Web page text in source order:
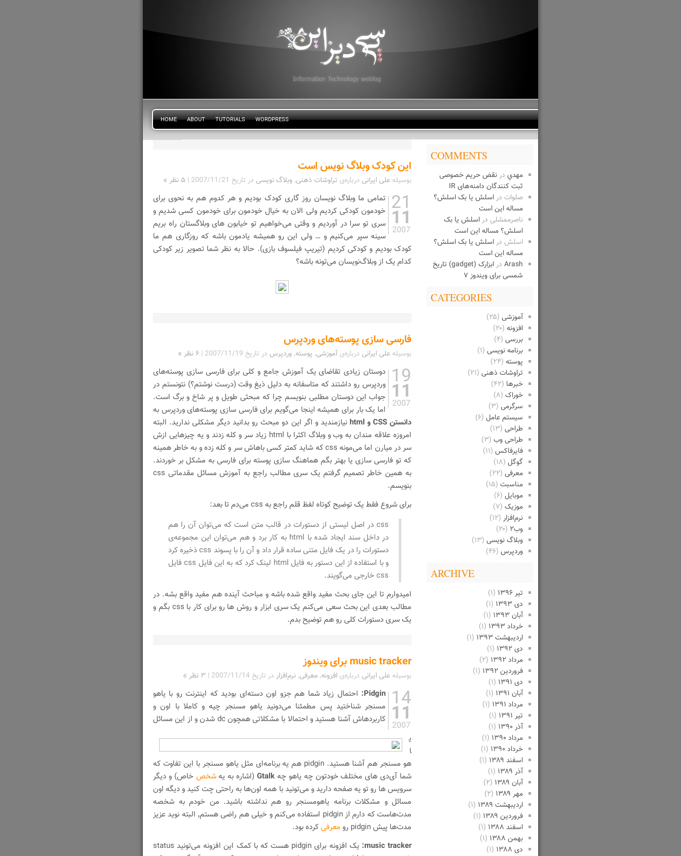
HOME ABOUT TUTORIALS WORDPRESS
COMMENTS
مهدي درنقض حریم خصوصی
ثبت کنندگان دامنه‌های IR
صلوات دراسلش یا بک اسلش؟
مساله این است
ناصرممشلی دراسلش یا بک
اسلش؟ مساله این است
اسلش دراسلش یا بک اسلش؟
مساله این است
Arash در
ابزارک (gadget) تاریخ
شمسی برای ویندوز ۷
CATEGORIES
آموزشی (۲۵)
افزونه (۲۰)
بررسی (۴)
برنامه نویسی (۱)
پوسته (۲۴)
تراوشات ذهنی (۲۱)
خبرها (۴۲)
خوراک (۸)
سرگرمی (۳)
سیستم عامل (۶)
طراحی (۱۳)
طراحی وب (۳)
فایرفاکس (۱۱)
گوگل (۱۸)
معرفی (۲۲)
مناسبت (۱۵)
موبایل (۶)
موزیک (۷)
نرم‌افزار (۱۲)
وب۲ (۲۰)
وبلاگ نویسی (۱۳)
وردپرس (۴۶)
ARCHIVE
تیر ۱۳۹۶
(۱)
دی ۱۳۹۳
(۱)
آبان ۱۳۹۳
(۱)
خرداد ۱۳۹۳
(۱)
اردیبهشت ۱۳۹۳
(۱)
دی ۱۳۹۲
(۱)
مرداد ۱۳۹۲
(۲)
فروردین ۱۳۹۲
(۱)
دی ۱۳۹۱
(۱)
آبان ۱۳۹۱
(۱)
مرداد ۱۳۹۱
(۱)
تیر ۱۳۹۱
(۱)
آذر ۱۳۹۰
(۱)
مرداد ۱۳۹۰
(۱)
خرداد ۱۳۹۰
(۱)
اسفند ۱۳۸۹
(۱)
آذر ۱۳۸۹
(۱)
آبان ۱۳۸۹
(۲)
مهر ۱۳۸۹
(۲)
اردیبهشت ۱۳۸۹
(۱)
فروردین ۱۳۸۹
(۱)
اسفند ۱۳۸۸
(۱)
بهمن ۱۳۸۸
(۱)
دی ۱۳۸۸
(۱)
این کودک وبلاگ نویس است
بوسیله علی ایرانی درباره‌ی تراوشات ذهنی,وبلاگ نویسی در تاریخ 2007/11/21
| ۵ نظر »
21
11
2007
تمامی ما وبلاگ نویسان روز گاری کودک بودیم و هر کدوم هم به نحوی برای
خودمون کودکی کردیم ولی الان به خیال خودمون برای خودمون کسی شدیم و
سری تو سرا در آوردیم و وقتی می‌خواهیم تو خیابون های وبلاگستان راه بریم
سینه سپر می‌کنیم و … ولی این رو همیشه یادمون باشه که روزگاری هم ما
کودک بودیم و کودکی کردیم (تیریپ فیلسوف بازی). حالا به نظر شما تصویر زیر کودکی
کدام یک از وبلاگ‌نویسان می‌تونه باشه؟
فارسی سازی پوسته‌های وردپرس
بوسیله علی ایرانی درباره‌یآموزشی, پوسته,وردپرس در تاریخ 2007/11/19
| ۶ نظر »
19
11
2007
دوستان زیادی تقاضای یک آموزش جامع و کلی برای فارسی سازی پوسته‌های
وردپرس رو داشتند که متاسفانه به دلیل ذیغ وقت (درست نوشتم؟) نتونستم در
جواب این دوستان مطلبی بنویسم چرا که مبحثی طویل و پر شاخ و برگ است.
اما یک بار برای همیشه اینجا می‌گویم برای فارسی سازی پوسته‌های وردپرس به
دانستن CSS و html
نیازمندید و اگر این دو مبحث رو بدانید دیگر مشکلی ندارید. البته
امروزه علاقه مندان به وب و وبلاگ اکثرا با html زیاد سر و کله زدند و یه چیزهایی ازش
سر در میارن اما می‌مونه css که شاید کمتر کسی باهاش سر و کله زده و به خاطر همینه
که تو فارسی سازی یا بهتر بگم هماهنگ سازی پوسته برای فارسی به مشکل بر خوردند.
به همین خاطر تصمیم گرفتم یک سری مطالب راجع به آموزش مسائل مقدماتی css
بنویسم.
برای شروع فقط یک توضیح کوتاه لفظ قلم راجع به css می‌دم تا بعد:
css در اصل لیستی از دستورات در قالب متن است که می‌توان آن را هم
در داخل سند ایجاد شده با html به کار برد و هم می‌توان این مجموعه‌ی
دستورات را در یک فایل متنی ساده قرار داد و آن را با پسوند css ذخیره کرد
و با استفاده از این دستور به فایل html لینک کرد که به این فایل css فایل
css خارجی می‌گویند.
امیدوارم تا این جای بحث مفید واقع شده باشه و مباحث آینده هم مفید واقع بشه. در
مطالب بعدی این بحث سعی می‌کنم یک سری ابزار و روش ها رو برای کار با css بگم و
یک سری دستورات کلی رو هم توضیح بدم.
music tracker برای ویندوز
بوسیله علی ایرانی درباره‌ی افزونه,معرفی,نرم‌افزار در تاریخ 2007/11/14
| ۳ نظر »
14
11
2007
Pidgin: احتمال زیاد شما هم جزو اون دسته‌ای بودید که اینترنت رو با یاهو
مسنجر شناختید پس مطمئنا می‌دونید یاهو مسنجر چیه و کاملا با اون و
کاربرد‌هاش آشنا هستید و احتمالا با مشکلاتی همچون dc شدن و از این مسائل
ی
ا
هو مسنجر هم آشنا هستید. pidgin هم یه برنامه‌ای مثل یاهو مسنجر با این تفاوت که
شما آی‌دی های مختلف خودتون چه یاهو چه Gtalk(اشاره به یهشخص خاص) و دیگر
سرویس ها رو تو یه صفحه دارید و می‌تونید با همه اون‌ها به راحتی چت کنید و دیگه اون
مسائل و مشکلات برنامه یاهو‌مسنجر رو هم نداشته باشید. من خودم به شخصه
مدت‌هاست که دارم از pidgin استفاده می‌کنم و خیلی هم راضی هستم٬ البته نوید عزیز
مدت‌ها پیش pidgin رو
معرفیکرده بود.
music tracker:
یک افزونه برای pidgin هست که با کمک این افزونه می‌تونید status